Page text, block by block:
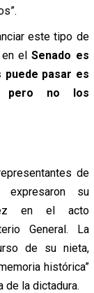
este tipo de
el Senado es
puede pasar es
pero no los
de
expresaron su
en el acto
General. La
de su nieta,
histórica”
la dictadura.